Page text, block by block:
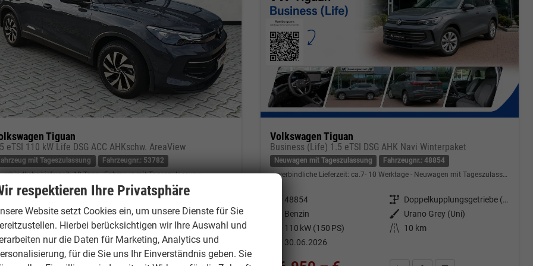
Tiguan
eTSI 110 kW Life DSG ACC AHKschw. AreaView
mit Tageszulassung
Fahrzeugnr.: 53782
Lieferzeit:10 Tage Fahrzeug mit Tageszulassung
Automatik
Benzin Außenfarbe Delfingrau Metallic
110 kW (150 PS) Kilometerstand 9 km
01.06.2026
Volkswagen Tiguan
Business (Life) 1.5 eTSI DSG AHK Navi Winterpaket
Neuwagen mit Tageszulassung
Fahrzeugnr.: 48854
unverbindliche Lieferzeit: ca.7- 10 Werktage Neuwagen mit Tageszulassung
48854 Getriebe
Doppelkupplungsgetriebe (DSG)
Benzin Außenfarbe
Urano Grey (Uni)
110 kW (150 PS) Kilometerstand
10 km
30.06.2026
respektieren Ihre Privatsphäre
Website setzt Cookies ein, um unsere Dienste für Sie
Hierbei berücksichtigen wir Ihre Auswahl und
nur die Daten für Marketing, Analytics und
für die Sie uns Ihr Einverständnis geben. Sie